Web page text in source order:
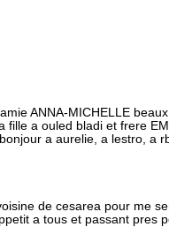
ANNA-MICHELLE
fille a ouled bladi et frere
a aurelie, a lestro, a
de cesarea pour me
a tous et passant pres